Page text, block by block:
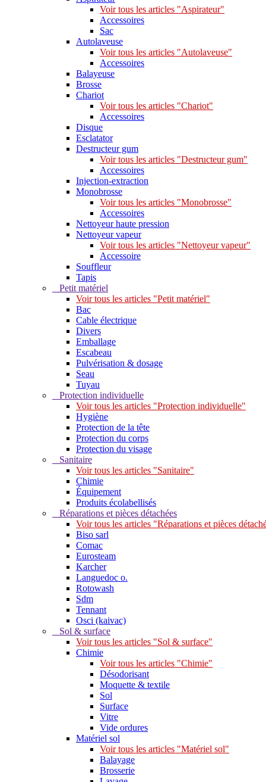
Voir tous les articles "Aspirateur"
Accessoires
Sac
Autolaveuse
Voir tous les articles "Autolaveuse"
Accessoires
Balayeuse
Brosse
Chariot
Voir tous les articles "Chariot"
Accessoires
Disque
Esclatator
Destructeur gum
Voir tous les articles "Destructeur gum"
Accessoires
Injection-extraction
Monobrosse
Voir tous les articles "Monobrosse"
Accessoires
Nettoyeur haute pression
Nettoyeur vapeur
Voir tous les articles "Nettoyeur vapeur"
Accessoire
Souffleur
Tapis
Petit matériel
Voir tous les articles "Petit matériel"
Bac
Cable électrique
Divers
Emballage
Escabeau
Pulvérisation & dosage
Seau
Tuyau
Protection individuelle
Voir tous les articles "Protection individuelle"
Hygiène
Protection de la tête
Protection du corps
Protection du visage
Sanitaire
Voir tous les articles "Sanitaire"
Chimie
Équipement
Produits écolabellisés
Réparations et pièces détachées
Voir tous les articles "Réparations et pièces
Biso sarl
Comac
Eurosteam
Karcher
Languedoc o.
Rotowash
Sdm
Tennant
Osci (kaivac)
Sol & surface
Voir tous les articles "Sol & surface"
Chimie
Voir tous les articles "Chimie"
Désodorisant
Moquette & textile
Sol
Surface
Vitre
Vide ordures
Matériel sol
Voir tous les articles "Matériel sol"
Balayage
Brosserie